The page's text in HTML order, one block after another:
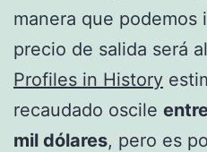
manera que podemos
precio de salida será
Profiles in History
recaudado oscile
mil dólares, pero es